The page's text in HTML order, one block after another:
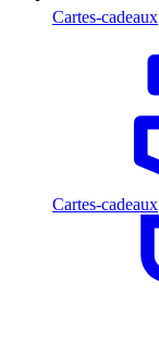
Cartes-cadeaux
Cartes-cadeaux